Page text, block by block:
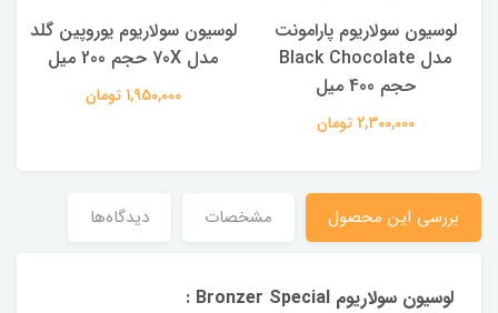
لوسیون سولاریوم پارامونت
مدل Black Chocolate
حجم 400 میل
2,300,000 تومان
لوسیون سولاریوم یوروپین گلد
مدل 70X حجم 200 میل
1,950,000 تومان
بررسی این محصول مشخصات دیدگاه‌ها
لوسیون سولاریوم Bronzer Special :